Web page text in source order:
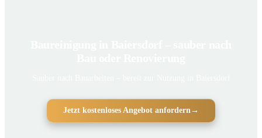
Jetzt kostenloses Angebot anfordern→